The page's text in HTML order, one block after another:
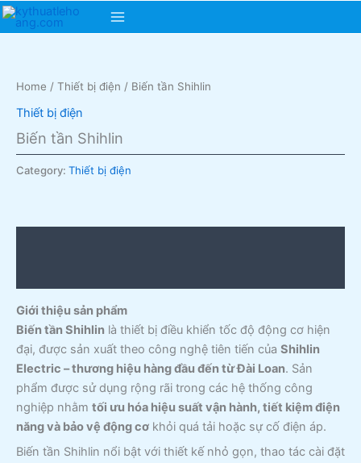
Skip
Main
Home / Thiết bị điện / Biến tần Shihlin
Thiết bị điện
Biến tần Shihlin
Category: Thiết bị điện
Giới thiệu sản phẩm
Biến tần Shihlin là thiết bị điều khiển tốc độ động cơ hiện
đại, được sản xuất theo công nghệ tiên tiến của Shihlin
Electric – thương hiệu hàng đầu đến từ Đài Loan. Sản
phẩm được sử dụng rộng rãi trong các hệ thống công
nghiệp nhằm tối ưu hóa hiệu suất vận hành, tiết kiệm điện
năng và bảo vệ động cơ khỏi quá tải hoặc sự cố điện áp.
Biến tần Shihlin nổi bật với thiết kế nhỏ gọn, thao tác cài đặt